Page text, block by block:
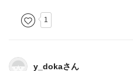
は何に恐怖するかを考えてい
その発想凄すぎる！
1
y_dokaさん